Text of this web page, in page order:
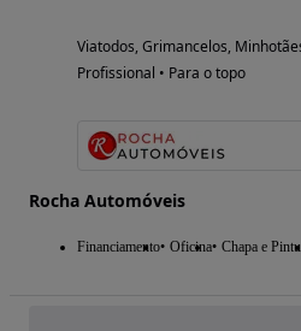
Viatodos, Grimancelos,
Profissional • Para o topo
Rocha Automóveis
Financiamento Oficina Chapa e